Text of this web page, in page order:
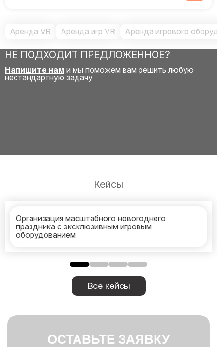
Аренда VR Аренда игр VR Аренда игрового
НЕ ПОДХОДИТ ПРЕДЛОЖЕННОЕ?
Напишите нам и мы поможем вам решить любую
нестандартную задачу
Кейсы
Организация масштабного новогоднего
праздника с эксклюзивным игровым
оборудованием
Все кейсы
ОСТАВЬТЕ ЗАЯВКУ